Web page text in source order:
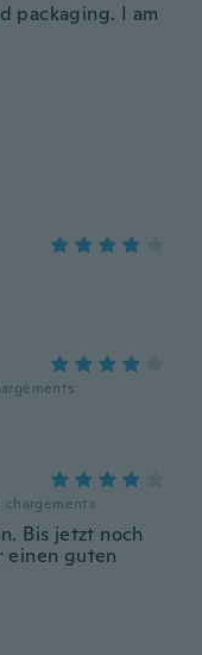
packaging. I am
chargements
Bis jetzt noch
einen guten